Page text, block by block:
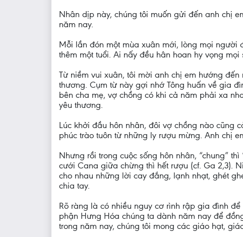
Nhân dịp này, chúng tôi muốn gửi đến anh chị
năm nay.
Mỗi lần đón một mùa xuân mới, lòng mọi người
thêm một tuổi. Ai nấy đều hân hoan hy vọng
Từ niềm vui xuân, tôi mời anh chị em hướng
thương. Cụm từ này gợi nhớ Tông huấn về gia
bên cha mẹ, vợ chồng có khi cả năm phải xa
yêu thương.
Lúc khởi đầu hôn nhân, đôi vợ chồng nào cũng
phúc trào tuôn từ những ly rượu mừng. Anh chị
Nhưng rồi trong cuộc sống hôn nhân, “chung”
cưới Cana giữa chừng thì hết rượu (cf. Ga 2,3).
cho nhau những lời cay đắng, lạnh nhạt, ghét
chia tay.
Rõ ràng là có nhiều nguy cơ rình rập gia đình
phận Hưng Hóa chúng ta dành năm nay để
trong năm nay, chúng tôi mong các giáo hạt,